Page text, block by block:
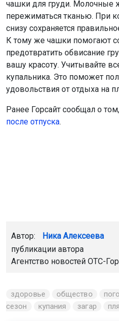
чашки для груди.
пережиматься тканью. При
снизу сохраняется
К тому же чашки помогают
предотвратить обвисание
вашу красоту. Учитывайте
купальника. Это поможет
удовольствия от отдыха на
Ранее Горсайт сообщал о том,
после отпуска.
Автор: Ника Алексеева
публикации автора
Агентство новостей ОТС-
здоровье общество
сезон
купания загар